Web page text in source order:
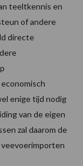
teeltkennis en
of andere
directe
enige tijd nodig
van de eigen
zal daarom de